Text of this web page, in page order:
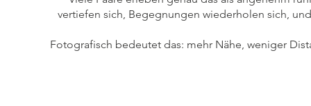
vertiefen sich, Begegnungen wiederholen sich,
Fotografisch bedeutet das: mehr Nähe, weniger